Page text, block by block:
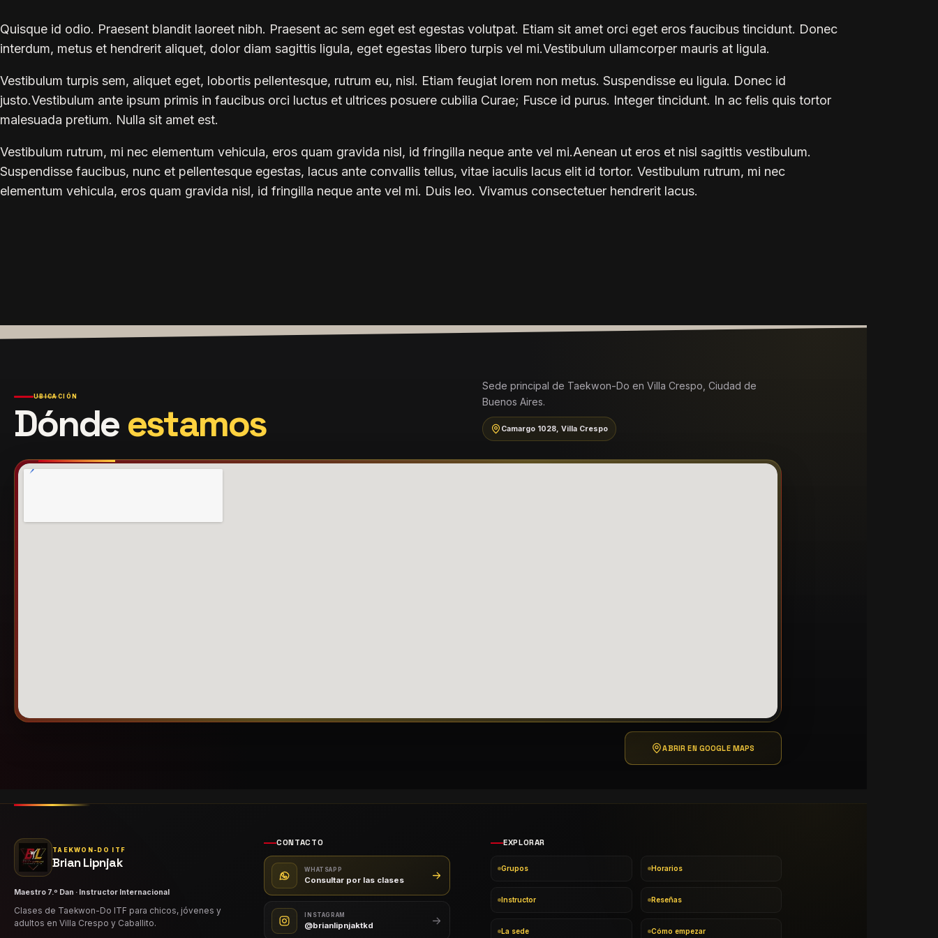
Quisque id odio. Praesent blandit laoreet nibh. Praesent ac sem eget est egestas volutpat. Etiam sit amet orci eget eros faucibus tincidunt. Donec
interdum, metus et hendrerit aliquet, dolor diam sagittis ligula, eget egestas libero turpis vel mi.Vestibulum ullamcorper mauris at ligula.
Vestibulum turpis sem, aliquet eget, lobortis pellentesque, rutrum eu, nisl. Etiam feugiat lorem non metus. Suspendisse eu ligula. Donec id
justo.Vestibulum ante ipsum primis in faucibus orci luctus et ultrices posuere cubilia Curae; Fusce id purus. Integer tincidunt. In ac felis quis tortor
malesuada pretium. Nulla sit amet est.
Vestibulum rutrum, mi nec elementum vehicula, eros quam gravida nisl, id fringilla neque ante vel mi.Aenean ut eros et nisl sagittis vestibulum.
Suspendisse faucibus, nunc et pellentesque egestas, lacus ante convallis tellus, vitae iaculis lacus elit id tortor. Vestibulum rutrum, mi nec
elementum vehicula, eros quam gravida nisl, id fringilla neque ante vel mi. Duis leo. Vivamus consectetuer hendrerit lacus.
UBICACIÓN
Dóndeestamos
Sede principal de Taekwon-Do en Villa Crespo, Ciudad de
Buenos Aires.
Camargo 1028, Villa Crespo
ABRIR EN GOOGLE MAPS
TAEKWON-DO ITF
Brian Lipnjak
Maestro 7.º Dan · Instructor Internacional
Clases de Taekwon-Do ITF para chicos, jóvenes y
adultos en Villa Crespo y Caballito.
CONTACTO
WHATSAPP
Consultar por las clases
INSTAGRAM
@brianlipnjaktkd
EXPLORAR
Grupos Horarios
Instructor Reseñas
La sede Cómo empezar